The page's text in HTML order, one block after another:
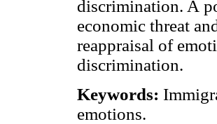
discrimination. A
economic threat
reappraisal of
discrimination.
Keywords:
emotions.